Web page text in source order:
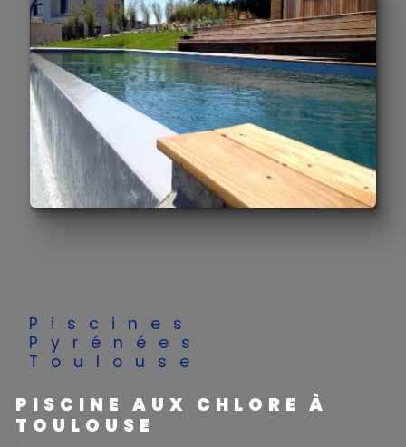
Piscines
Pyrénées
Toulouse
PISCINE AUX CHLORE À
TOULOUSE